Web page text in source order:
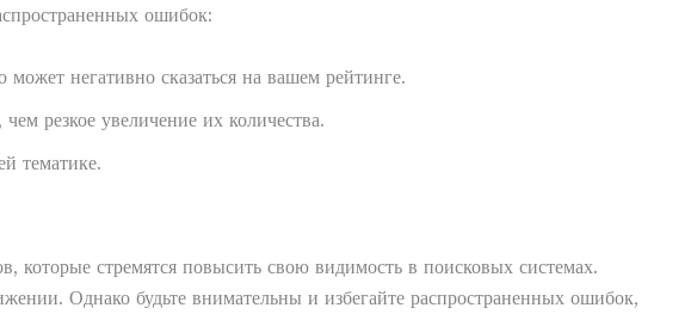
ошибок:
негативно сказаться на вашем рейтинге.
резкое увеличение их количества.
тематике.
стремятся повысить свою видимость в поисковых системах.
Однако будьте внимательны и избегайте распространенных ошибок,